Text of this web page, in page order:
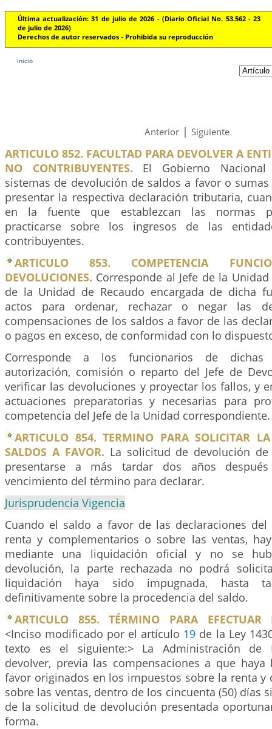
Última actualización: 31 de julio de 2026 - (Diario Oficial No. 53.562 - 23
de julio de 2026)
Derechos de autor reservados - Prohibida su reproducción
Inicio
Anterior | Siguiente
ARTICULO 852. FACULTAD PARA DEVOLVER A
NO CONTRIBUYENTES. El Gobierno Nacional
sistemas de devolución de saldos a favor o
presentar la respectiva declaración tributaria,
en la fuente que establezcan las normas
practicarse sobre los ingresos de las
contribuyentes.
ARTICULO 853. COMPETENCIA
DEVOLUCIONES. Corresponde al Jefe de la
de la Unidad de Recaudo encargada de dicha
actos para ordenar, rechazar o negar las
compensaciones de los saldos a favor de las
o pagos en exceso, de conformidad con lo
Corresponde a los funcionarios de dichas
autorización, comisión o reparto del Jefe de
verificar las devoluciones y proyectar los fallos, y
actuaciones preparatorias y necesarias para
competencia del Jefe de la Unidad correspondiente.
ARTICULO 854. TERMINO PARA SOLICITAR
SALDOS A FAVOR. La solicitud de devolución
presentarse a más tardar dos años
vencimiento del término para declarar.
Jurisprudencia Vigencia
Cuando el saldo a favor de las declaraciones
renta y complementarios o sobre las ventas,
mediante una liquidación oficial y no se
devolución, la parte rechazada no podrá
liquidación haya sido impugnada, hasta
definitivamente sobre la procedencia del saldo.
ARTICULO 855. TÉRMINO PARA EFECTUAR
<Inciso modificado por el artículo 19 de la Ley
texto es el siguiente:> La Administración de
devolver, previa las compensaciones a que
favor originados en los impuestos sobre la renta y
sobre las ventas, dentro de los cincuenta (50) días
de la solicitud de devolución presentada
forma.